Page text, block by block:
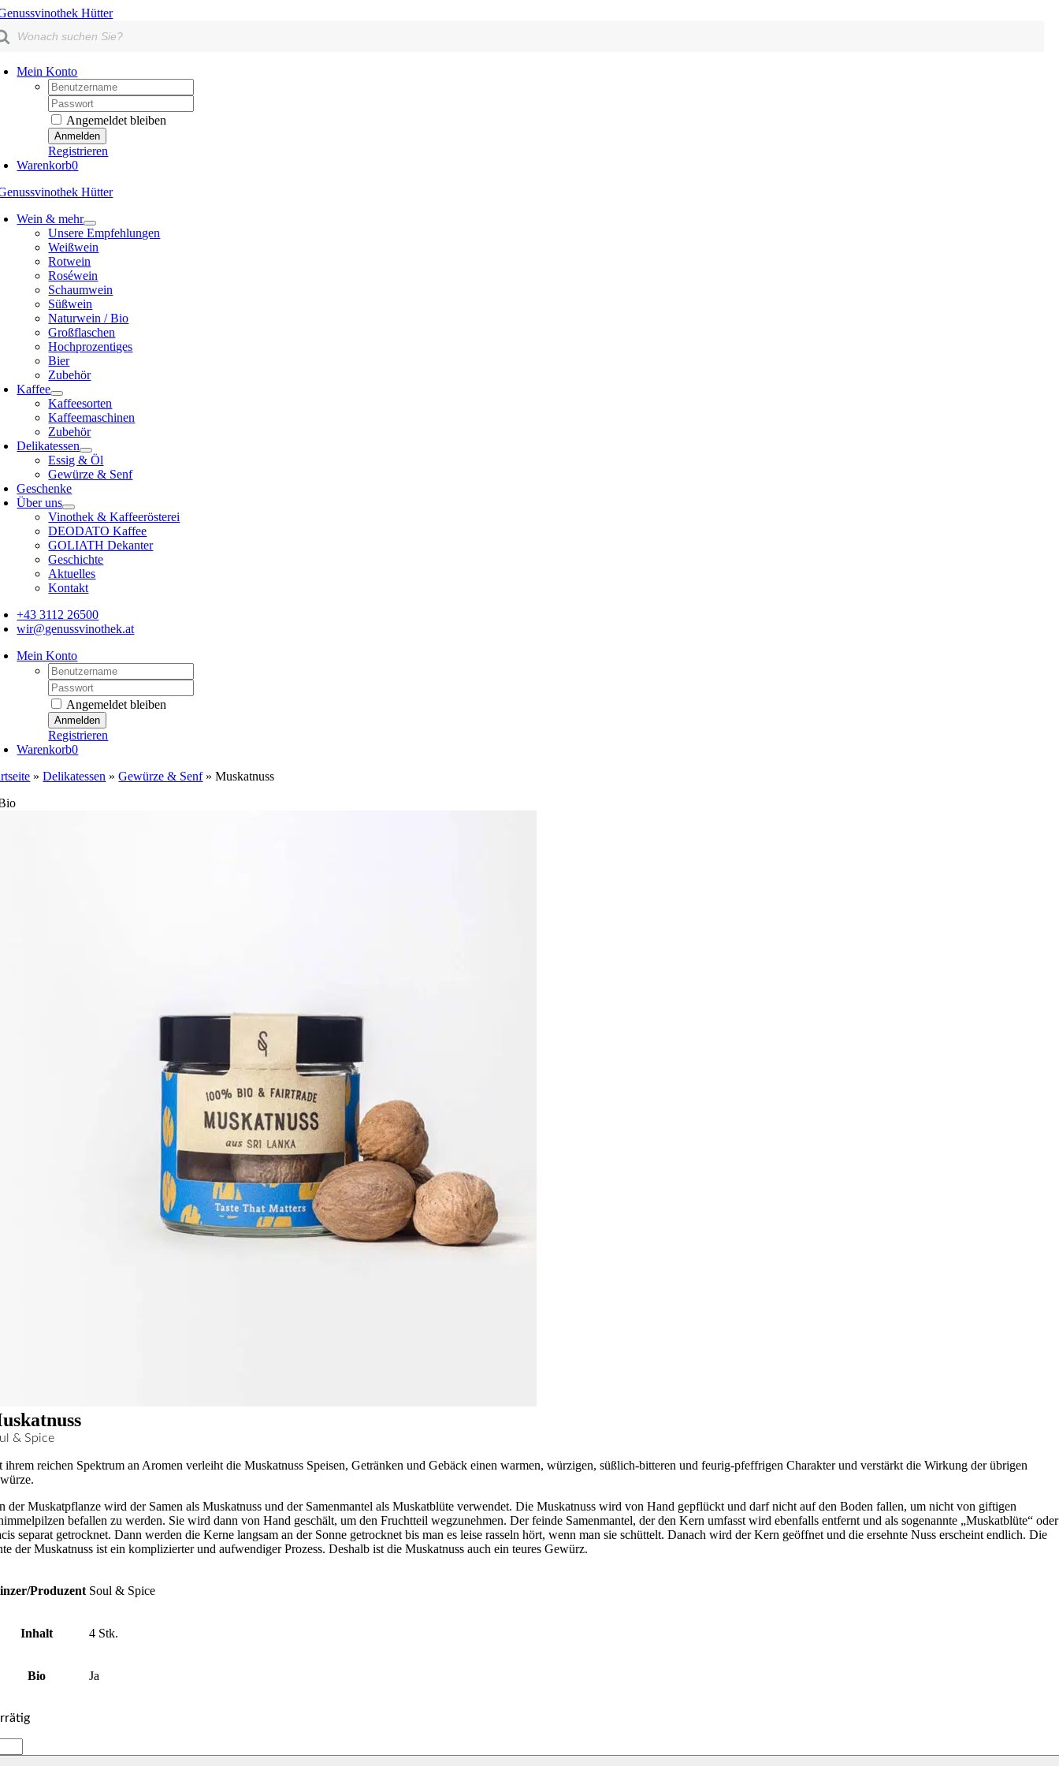
Skip
content
Mein Konto
Username:
Passwort:
Angemeldet bleiben
Registrieren
Warenkorb0
Wein & mehr
Unsere Empfehlungen
Weißwein
Rotwein
Roséwein
Schaumwein
Süßwein
Naturwein / Bio
Großflaschen
Hochprozentiges
Bier
Zubehör
Kaffee
Kaffeesorten
Kaffeemaschinen
Zubehör
Delikatessen
Essig & Öl
Gewürze & Senf
Geschenke
Über uns
Vinothek & Kaffeerösterei
DEODATO Kaffee
GOLIATH Dekanter
Geschichte
Aktuelles
Kontakt
+43 3112 26500
wir@genussvinothek.at
Mein Konto
Username:
Passwort:
Angemeldet bleiben
Registrieren
Warenkorb0
»Delikatessen »Gewürze & Senf»Muskatnuss
& Spice
ihrem reichen Spektrum an Aromen verleiht die Muskatnuss Speisen, Getränken und Gebäck einen warmen, würzigen, süßlich-bitteren und feurig-pfeffrigen Charakter und verstärkt die Wirkung der übrigen
der Muskatpflanze wird der Samen als Muskatnuss und der Samenmantel als Muskatblüte verwendet. Die Muskatnuss wird von Hand gepflückt und darf nicht auf den Boden fallen, um nicht von giftigen
befallen zu werden. Sie wird dann von Hand geschält, um den Fruchtteil wegzunehmen. Der feinde Samenmantel, der den Kern umfasst wird ebenfalls entfernt und als sogenannte „Muskatblüte“ oder
separat getrocknet. Dann werden die Kerne langsam an der Sonne getrocknet bis man es leise rasseln hört, wenn man sie schüttelt. Danach wird der Kern geöffnet und die ersehnte Nuss erscheint endlich. Die
der Muskatnuss ist ein komplizierter und aufwendiger Prozess. Deshalb ist die Muskatnuss auch ein teures Gewürz.
Produzent Soul & Spice
Inhalt 4 Stk.
Bio Ja